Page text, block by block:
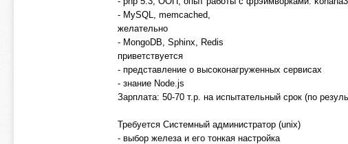
- MySQL, memcached,
желательно
- MongoDB, Sphinx, Redis
приветствуется
- представление о высоконагруженных сервисах
- знание Node.js
Зарплата: 50-70 т.р. на испытательный срок (по
Требуется Системный администратор (unix)
- выбор железа и его тонкая настройка